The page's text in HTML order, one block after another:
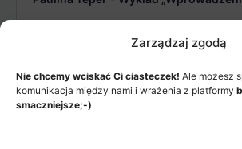
Zarządzaj zgodą
Nie chcemy wciskać Ci ciasteczek! Ale możesz
komunikacja między nami i wrażenia z platformy
smaczniejsze;-)